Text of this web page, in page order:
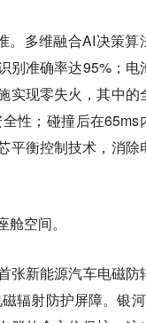
。多维融合AI决策算
别准确率达95%；电
实现零失火，其中的
性；碰撞后在65ms
平衡控制技术，消除
空间。
张新能源汽车电磁防
辐射防护屏障。银